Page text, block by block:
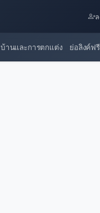
บ้านและการตกแต่ง ย่อลิงค์ฟรี